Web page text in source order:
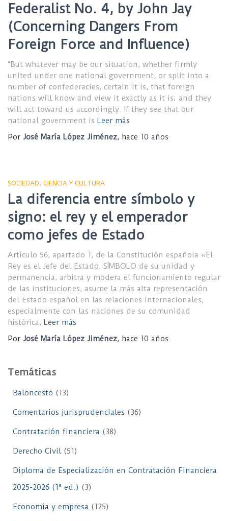
Federalist No. 4, by John Jay
(Concerning Dangers From
Foreign Force and Influence)
“But whatever may be our situation, whether firmly
united under one national government, or split into a
number of confederacies, certain it is, that foreign
nations will know and view it exactly as it is; and they
will act toward us accordingly. If they see that our
national government is Leer más
Por José María López Jiménez, hace 10 años
SOCIEDAD, CIENCIA Y CULTURA
La diferencia entre símbolo y
signo: el rey y el emperador
como jefes de Estado
Artículo 56, apartado 1, de la Constitución española «El
Rey es el Jefe del Estado, SÍMBOLO de su unidad y
permanencia, arbitra y modera el funcionamiento regular
de las instituciones, asume la más alta representación
del Estado español en las relaciones internacionales,
especialmente con las naciones de su comunidad
histórica, Leer más
Por José María López Jiménez, hace 10 años
Temáticas
Baloncesto (13)
Comentarios jurisprudenciales (36)
Contratación financiera (38)
Derecho Civil(51)
Diploma de Especialización en Contratación Financiera
2025-2026 (1ª ed.) (3)
Economía y empresa (125)